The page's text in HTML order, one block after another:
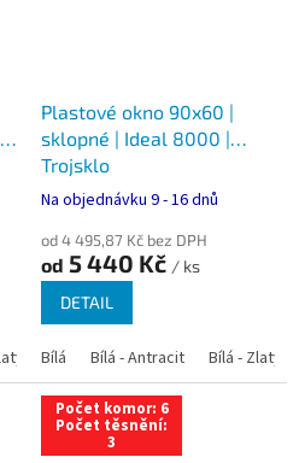
dub Bílá - Tmavý dub Bílá -
Plastové okno 90x60 |
sklopné | Ideal 8000 |
Trojsklo
Na objednávku 9 - 16 dnů
od 4 495,87 Kč bez DPH
od 5 440 Kč / ks
DETAIL
Bílá Bílá - Antracit Bílá - Zlatý
Počet komor: 6
Počet těsnění:
3